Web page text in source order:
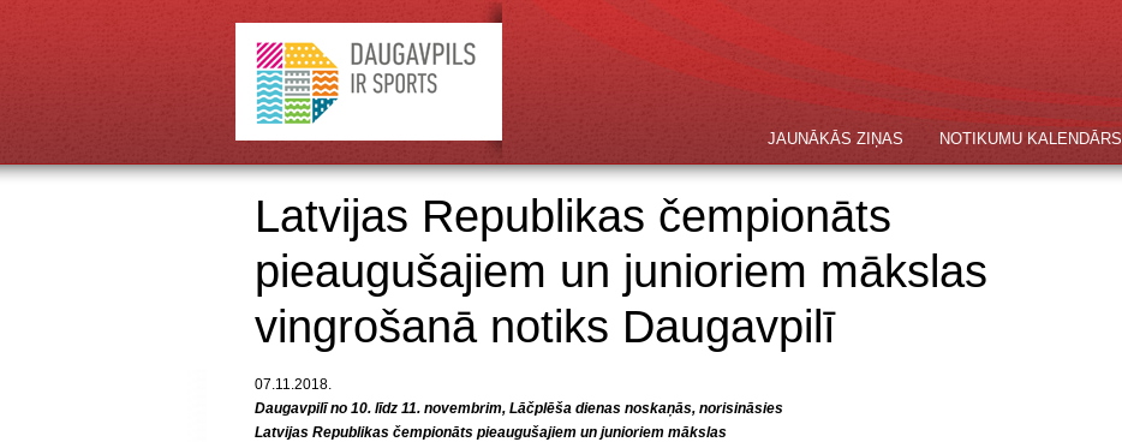
NOTIKUMU KALENDĀRS
JAUNĀKĀS ZIŅAS
Latvijas Republikas čempionāts
pieaugušajiem un junioriem mākslas
vingrošanā notiks Daugavpilī
07.11.2018.
Daugavpilī no 10. līdz 11. novembrim, Lāčplēša dienas noskaņās, norisināsies
Latvijas Republikas čempionāts pieaugušajiem un junioriem mākslas